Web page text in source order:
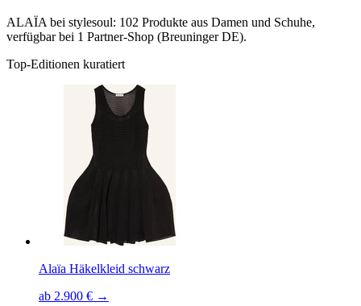
ALAÏA bei stylesoul: 102 Produkte aus Damen und Schuhe,
verfügbar bei 1 Partner-Shop (Breuninger DE).
Top-Editionen kuratiert
Alaïa Häkelkleid schwarz
ab 2.900 € →